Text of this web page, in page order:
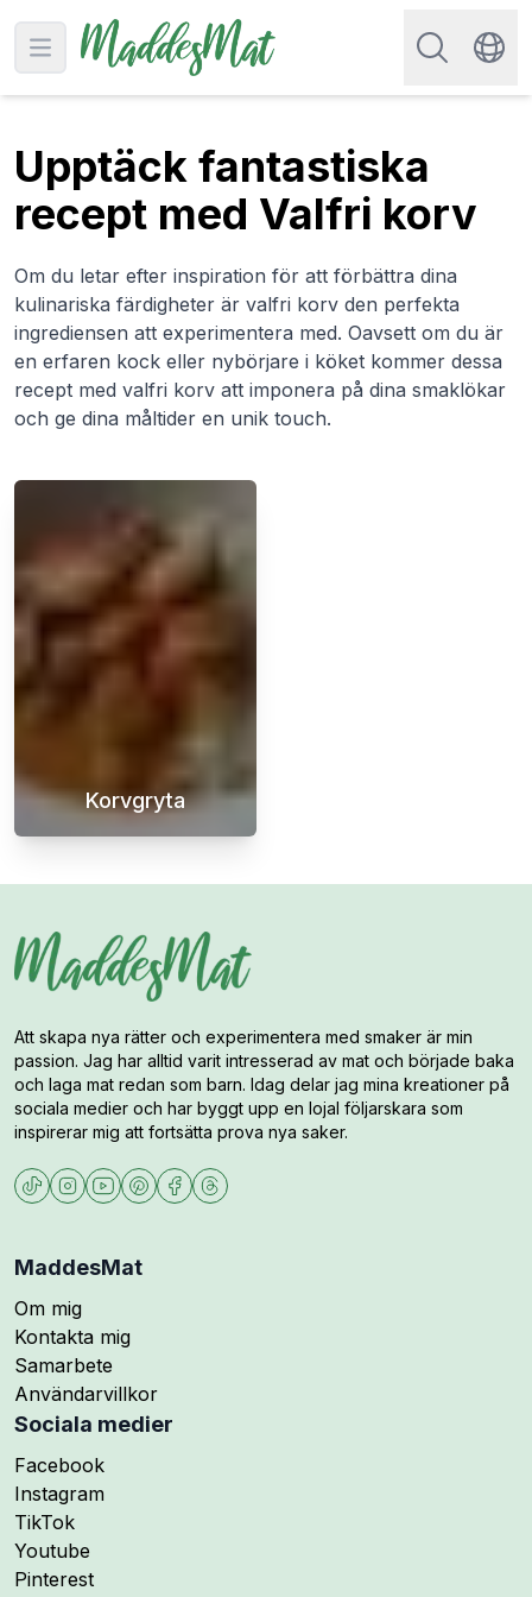
Open main menu
Sök efter
Upptäck fantastiska
recept med Valfri korv
Om du letar efter inspiration för att förbättra dina
kulinariska färdigheter är valfri korv den perfekta
ingrediensen att experimentera med. Oavsett om du är
en erfaren kock eller nybörjare i köket kommer dessa
recept med valfri korv att imponera på dina smaklökar
och ge dina måltider en unik touch.
Korvgryta
En smakrik korvgryta med paprika är en
Att skapa nya rätter och experimentera med smaker är min
passion. Jag har alltid varit intresserad av mat och började baka
och laga mat redan som barn. Idag delar jag mina kreationer på
sociala medier och har byggt upp en lojal följarskara som
inspirerar mig att fortsätta prova nya saker.
MaddesMat
Om mig
Kontakta mig
Samarbete
Användarvillkor
Sociala medier
Följ mig på
Facebook
Följ mig på
Instagram
Följ mig på
TikTok
Följ mig på
Youtube
Följ mig på
Pinterest